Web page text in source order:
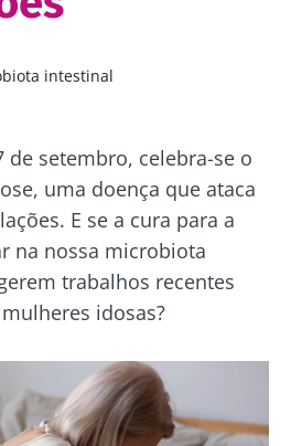
intestinal
de setembro, celebra-se o
uma doença que ataca
E se a cura para a
na nossa microbiota
trabalhos recentes
idosas?